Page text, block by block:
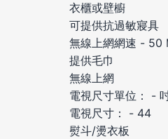
衣櫃或壁櫥
可提供抗過敏寢具
無線上網網速 - 50
提供毛巾
無線上網
電視尺寸單位： -
電視尺寸： - 44
熨斗/燙衣板